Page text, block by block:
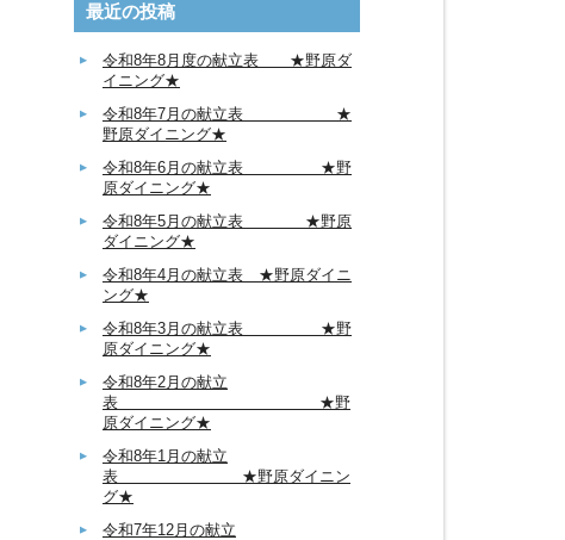
最近の投稿
令和8年8月度の献立表 ★野原ダ
イニング★
令和8年7月の献立表 ★
野原ダイニング★
令和8年6月の献立表 ★野
原ダイニング★
令和8年5月の献立表 ★野原
ダイニング★
令和8年4月の献立表 ★野原ダイニ
ング★
令和8年3月の献立表 ★野
原ダイニング★
令和8年2月の献立
表 ★野
原ダイニング★
令和8年1月の献立
表 ★野原ダイニン
グ★
令和7年12月の献立